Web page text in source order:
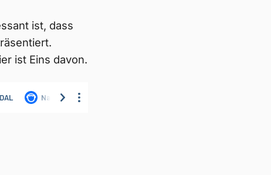
ist, dass
ist Eins davon.